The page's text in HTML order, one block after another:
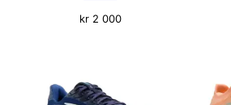
kr2 000